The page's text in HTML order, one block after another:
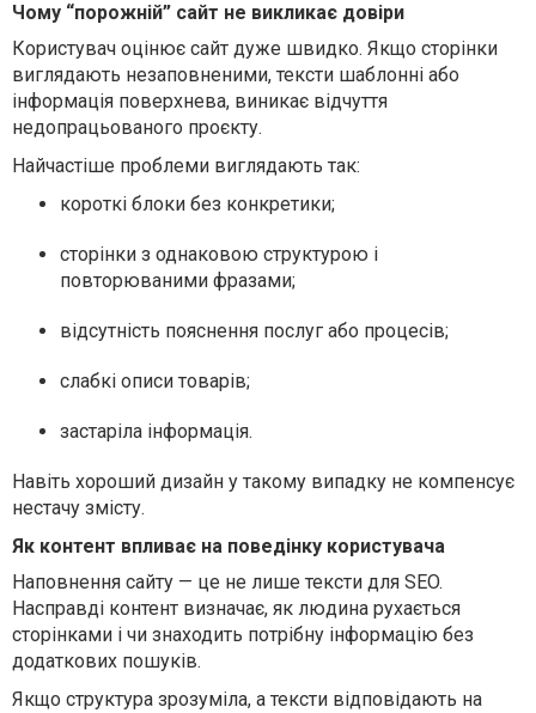
Чому “порожній” сайт не викликає довіри
Користувач оцінює сайт дуже швидко. Якщо сторінки
виглядають незаповненими, тексти шаблонні або
інформація поверхнева, виникає відчуття
недопрацьованого проєкту.
Найчастіше проблеми виглядають так:
короткі блоки без конкретики;
сторінки з однаковою структурою і
повторюваними фразами;
відсутність пояснення послуг або процесів;
слабкі описи товарів;
застаріла інформація.
Навіть хороший дизайн у такому випадку не компенсує
нестачу змісту.
Як контент впливає на поведінку користувача
Наповнення сайту — це не лише тексти для SEO.
Насправді контент визначає, як людина рухається
сторінками і чи знаходить потрібну інформацію без
додаткових пошуків.
Якщо структура зрозуміла, а тексти відповідають на